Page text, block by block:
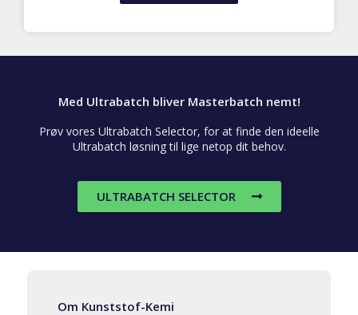
Med Ultrabatch bliver Masterbatch nemt!
Prøv vores Ultrabatch Selector, for at finde den ideelle
Ultrabatch løsning til lige netop dit behov.
ULTRABATCH SELECTOR
Om Kunststof-Kemi